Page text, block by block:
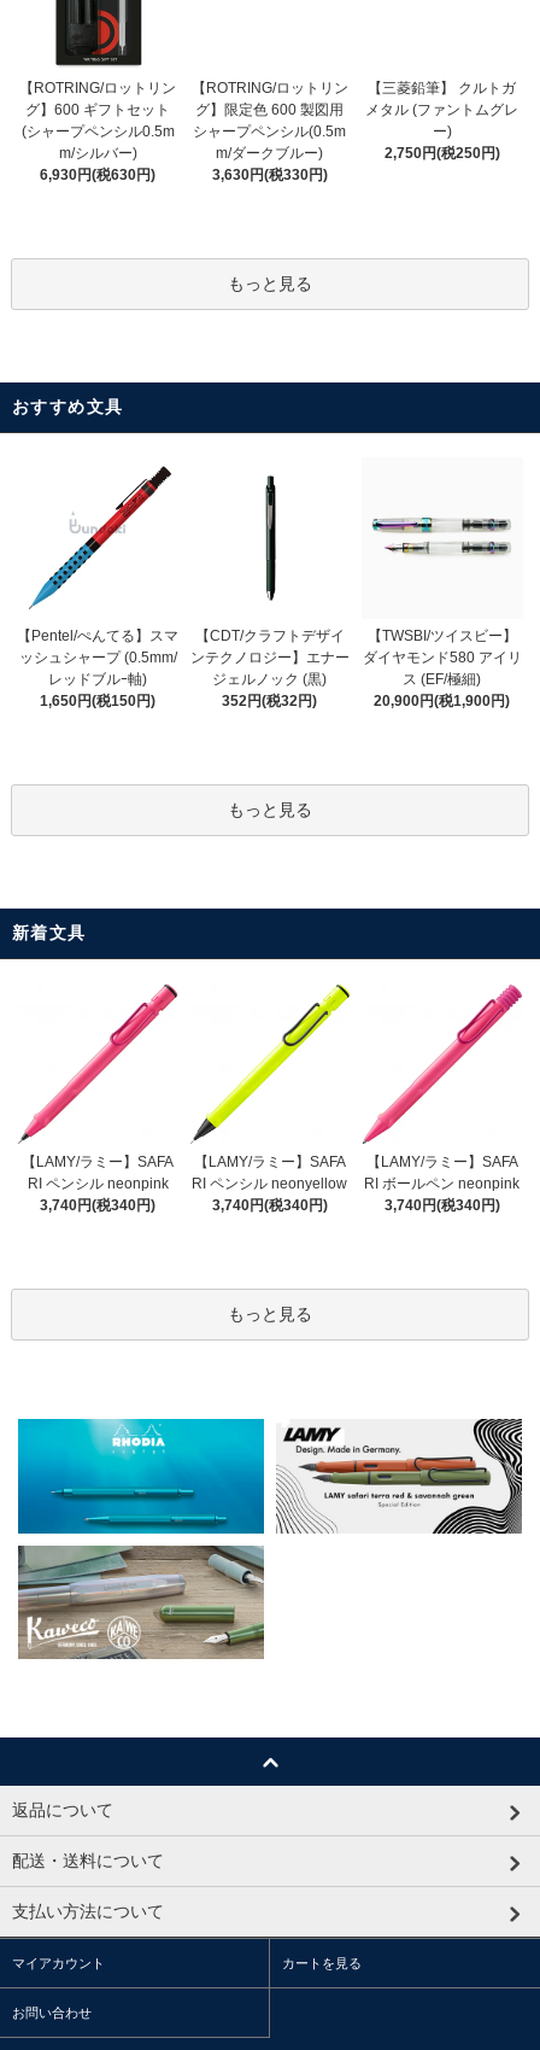
【ROTRING/ロットリン
グ】600 ギフトセット
(シャープペンシル0.5m
m/シルバー)
6,930円(税630円)
【ROTRING/ロットリン
グ】限定色 600 製図用
シャープペンシル(0.5m
m/ダークブルー)
3,630円(税330円)
【三菱鉛筆】 クルトガ
メタル (ファントムグレ
ー)
2,750円(税250円)
もっと見る
おすすめ文具
【Pentel/ぺんてる】スマ
ッシュシャープ (0.5mm/
レッドブルｰ軸)
1,650円(税150円)
【CDT/クラフトデザイ
ンテクノロジー】エナー
ジェルノック (黒)
352円(税32円)
【TWSBI/ツイスビー】
ダイヤモンド580 アイリ
ス (EF/極細)
20,900円(税1,900円)
もっと見る
新着文具
【LAMY/ラミー】SAFA
RI ペンシル neonpink
3,740円(税340円)
【LAMY/ラミー】SAFA
RI ペンシル neonyellow
3,740円(税340円)
【LAMY/ラミー】SAFA
RI ボールペン neonpink
3,740円(税340円)
もっと見る
返品について
配送・送料について
支払い方法について
マイアカウント カートを見る
お問い合わせ